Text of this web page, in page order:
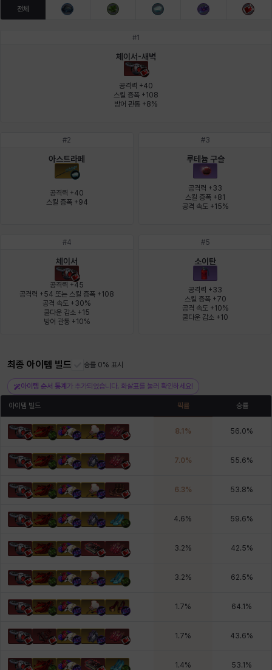
아야 아이솔 아이작 알렉스 알론소 얀
에키온 엘레나
이안 재키
크레이버 타지아
펠릭스 피올로
헤이즈 헨리 현우
전체
#1
체이서-새벽
공격력 +40
스킬 증폭 +108
방어 관통 +8%
#2
아스트라페
공격력 +40
스킬 증폭 +94
#3
루테늄 구슬
공격력 +33
스킬 증폭 +81
공격 속도 +15%
#4
체이서
공격력 +45
공격력 +54 또는 스킬 증폭 +108
공격 속도 +30%
쿨다운 감소 +15
방어 관통 +10%
#5
소이탄
공격력 +33
스킬 증폭 +70
공격 속도 +10%
쿨다운 감소 +10
최종 아이템 빌드 승률 0% 표시
아이템 순서 통계 가 추가되었습니다. 화살표를 눌러 확인하세요!
아이템 빌드 픽률 승률
8.1 % 56.0%
7.0% 55.6%
6.3% 53.8%
4.6% 59.6%
3.2% 42.5%
3.2% 62.5%
1.7% 64.1 %
1.7% 43.6%
1.4% 53.1 %